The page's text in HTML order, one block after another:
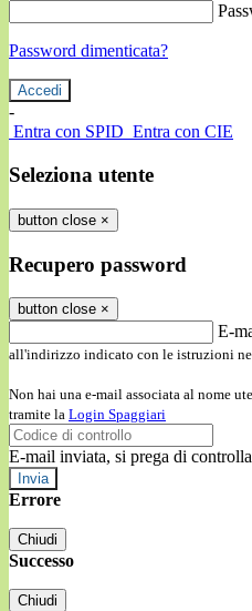
Password dimenticata?
-
Entra con SPID Entra con CIE
Seleziona utente
button close ×
Recupero password
button close ×
E-
all'indirizzo indicato con le istruzioni
Non hai una e-mail associata al nome
tramite la Login Spaggiari
E-mail inviata, si prega di
Errore
Chiudi
Successo
Chiudi